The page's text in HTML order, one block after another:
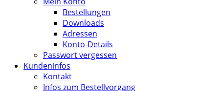
Bestellungen
Downloads
Adressen
Konto-Details
Passwort vergessen
Kundeninfos
Kontakt
Infos zum Bestellvorgang